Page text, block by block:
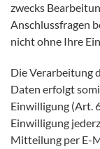
zwecks
Anschlussfragen
nicht ohne Ihre
Die Verarbeitung
Daten erfolgt
Einwilligung (Art.
Einwilligung
Mitteilung per E-